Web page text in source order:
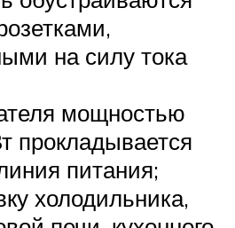
на силу тока
мощностью
прокладывается
питания;
холодильника,